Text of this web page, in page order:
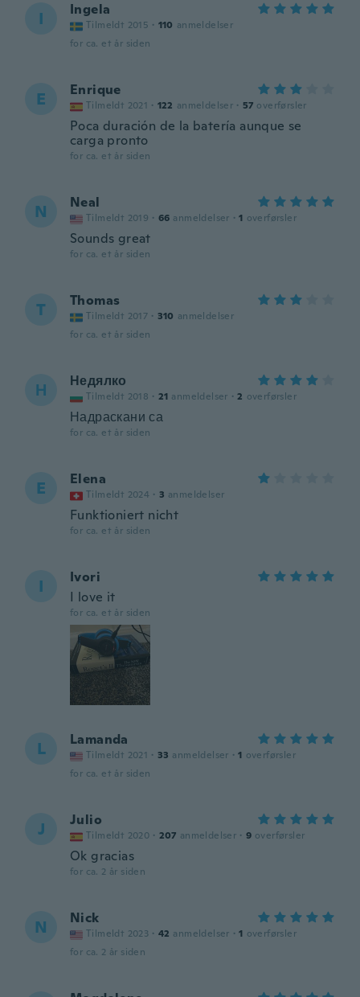
I Ingela
Tilmeldt 2015 · 110 anmeldelser
for ca. et år siden
E Enrique
Tilmeldt 2021 · 122 anmeldelser · 57 overførsler
Poca duración de la batería aunque se
carga pronto
for ca. et år siden
N Neal
Tilmeldt 2019 · 66 anmeldelser · 1 overførsler
Sounds great
for ca. et år siden
T Thomas
Tilmeldt 2017 · 310 anmeldelser
for ca. et år siden
Н Недялко
Tilmeldt 2018 · 21 anmeldelser · 2 overførsler
Надраскани са
for ca. et år siden
E Elena
Tilmeldt 2024 · 3 anmeldelser
Funktioniert nicht
for ca. et år siden
I
Ivori
I love it
for ca. et år siden
L Lamanda
Tilmeldt 2021 · 33 anmeldelser · 1 overførsler
for ca. et år siden
J Julio
Tilmeldt 2020 · 207 anmeldelser · 9 overførsler
Ok gracias
for ca. 2 år siden
N Nick
Tilmeldt 2023 · 42 anmeldelser · 1 overførsler
for ca. 2 år siden